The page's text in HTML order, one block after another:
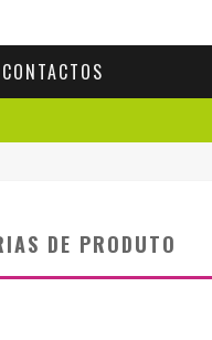
CONTACTOS
DE PRODUTO